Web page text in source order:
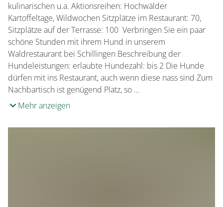
kulinarischen u.a. Aktionsreihen: Hochwälder
Kartoffeltage, Wildwochen Sitzplätze im Restaurant: 70,
Sitzplätze auf der Terrasse: 100 Verbringen Sie ein paar
schöne Stunden mit ihrem Hund in unserem
Waldrestaurant bei Schillingen Beschreibung der
Hundeleistungen: erlaubte Hundezahl: bis 2 Die Hunde
dürfen mit ins Restaurant, auch wenn diese nass sind Zum
Nachbartisch ist genügend Platz, so …
Mehr anzeigen